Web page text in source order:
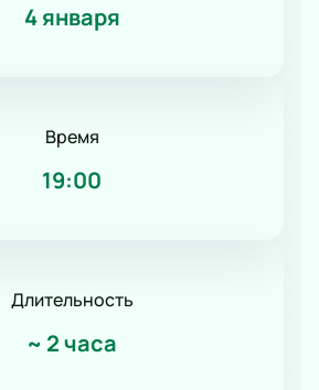
4 января
Время
19:00
Длительность
~ 2 часа